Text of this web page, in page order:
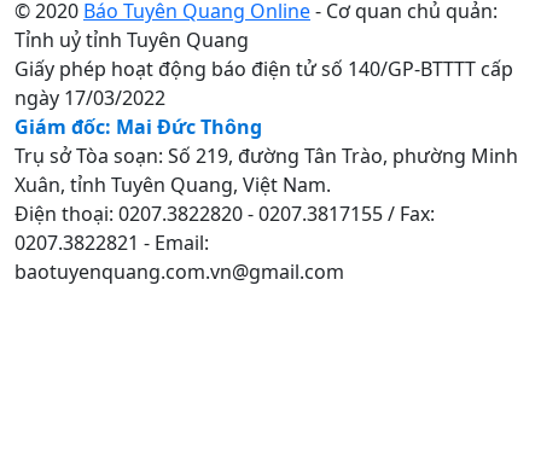
© 2020 Báo Tuyên Quang Online- Cơ quan chủ quản:
Tỉnh uỷ tỉnh Tuyên Quang
Giấy phép hoạt động báo điện tử số 140/GP-BTTTT cấp
ngày 17/03/2022
Giám đốc: Mai Đức Thông
Trụ sở Tòa soạn: Số 219, đường Tân Trào, phường Minh
Xuân, tỉnh Tuyên Quang, Việt Nam.
Điện thoại: 0207.3822820 - 0207.3817155 / Fax:
0207.3822821 - Email:
baotuyenquang.com.vn@gmail.com